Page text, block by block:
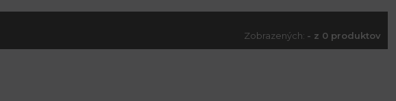
Zobrazených: - z 0 produktov